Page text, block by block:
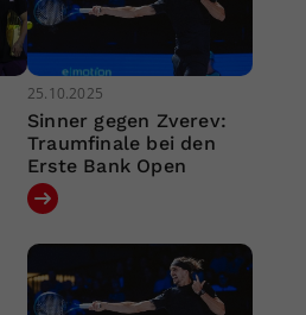
25.10.2025
Sinner gegen Zverev:
Traumfinale bei den
Erste Bank Open